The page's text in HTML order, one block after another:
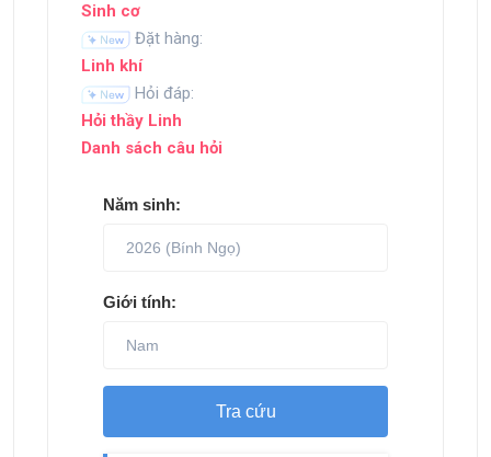
Sinh cơ
Đặt hàng:
Linh khí
Hỏi đáp:
Hỏi thầy Linh
Danh sách câu hỏi
Năm sinh:
Giới tính:
Tra cứu